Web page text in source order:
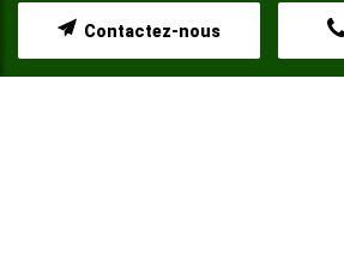
Contactez-nous